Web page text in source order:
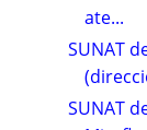
ate...
SUNAT
SUNAT